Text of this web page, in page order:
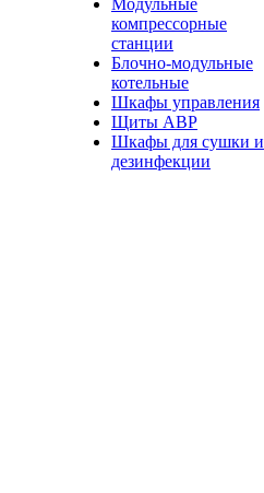
Модульные
компрессорные
станции
Блочно-модульные
котельные
Шкафы управления
Щиты АВР
Шкафы для сушки и
дезинфекции